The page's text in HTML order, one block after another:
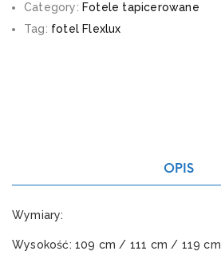
Category: Fotele tapicerowane
Tag: fotel Flexlux
OPIS
Wymiary:
Wysokość: 109 cm / 111 cm / 119 cm